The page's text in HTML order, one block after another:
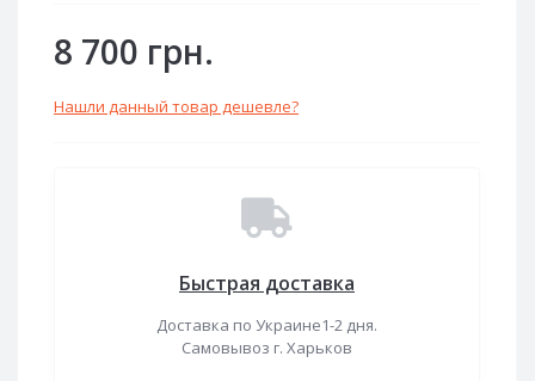
8 700 грн.
Нашли данный товар дешевле?
Быстрая доставка
Доставка по Украине1-2 дня.
Самовывоз г. Харьков